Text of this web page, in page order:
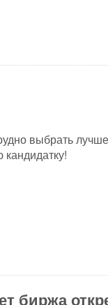
выбрать
биржа